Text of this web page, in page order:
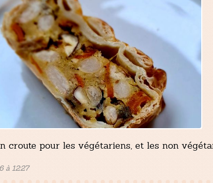
croute pour les végétariens, et les non
à 12:27